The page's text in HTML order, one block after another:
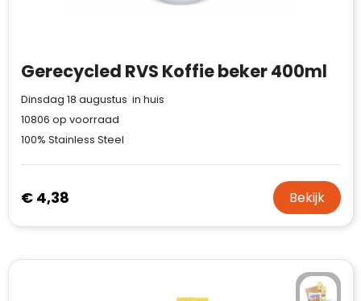
Gerecycled RVS Koffie beker 400ml
Dinsdag 18 augustus in huis
10806 op voorraad
100% Stainless Steel
€ 4,38 Bekijk